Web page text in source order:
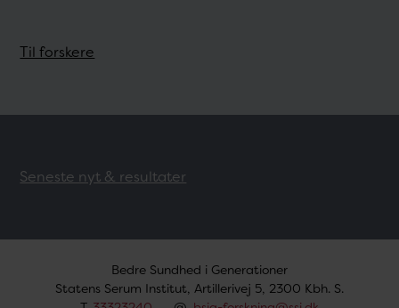
Til forskere
Seneste nyt & resultater
Bedre Sundhed i Generationer
Statens Serum Institut, Artillerivej 5, 2300 Kbh. S.